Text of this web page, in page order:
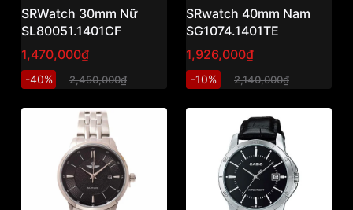
SRWatch 30mm Nữ
SL80051.1401CF
1,470,000₫
-40% 2,450,000₫
SRwatch 40mm Nam
SG1074.1401TE
1,926,000₫
-10% 2,140,000₫